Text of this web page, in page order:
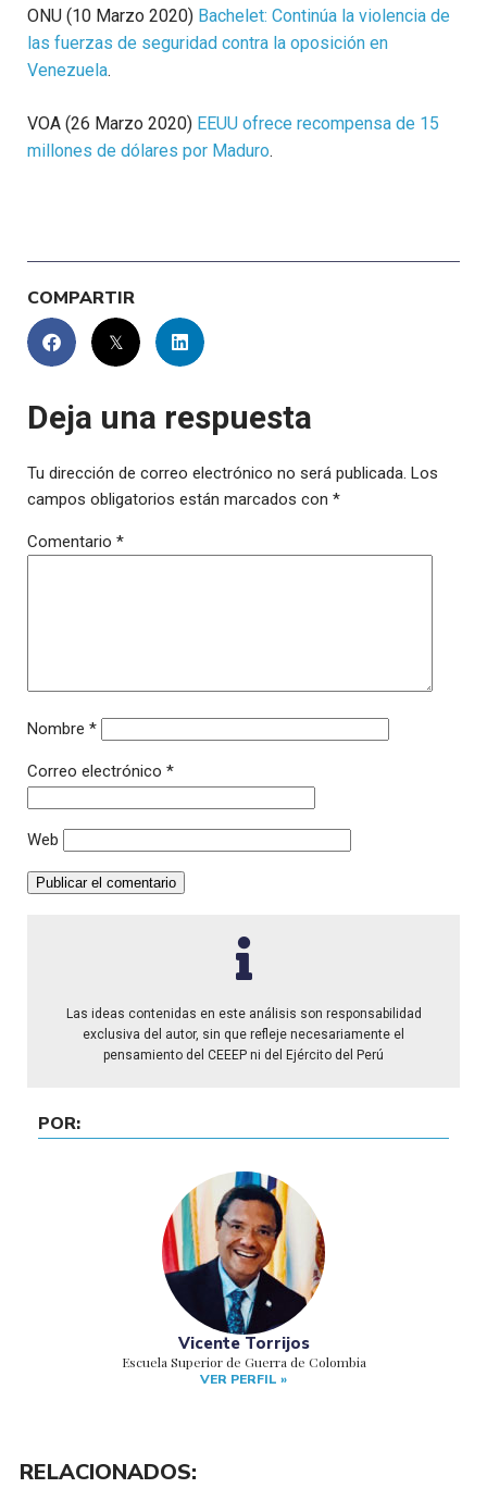
POR:
Vicente Torrijos
Escuela Superior de Guerra de Colombia
VER PERFIL »
ONU (10 Marzo 2020) Bachelet: Continúa la violencia de
las fuerzas de seguridad contra la oposición en
Venezuela.
VOA (26 Marzo 2020) EEUU ofrece recompensa de 15
millones de dólares por Maduro.
COMPARTIR
Deja una respuesta
Tu dirección de correo electrónico no será publicada. Los
campos obligatorios están marcados con *
Comentario *
Nombre *
Correo electrónico *
Web
Las ideas contenidas en este análisis son responsabilidad
exclusiva del autor, sin que refleje necesariamente el
pensamiento del CEEEP ni del Ejército del Perú
RELACIONADOS: